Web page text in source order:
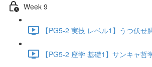
Week 9
【PG5-2 実技 レベル1】うつ伏せ
【PG5-2 座学 基礎1】サンキャ哲